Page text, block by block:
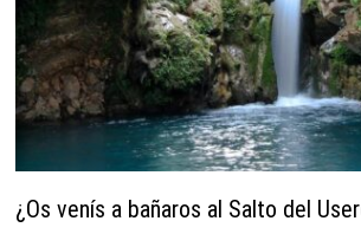
¿Os venís a bañaros al Salto del